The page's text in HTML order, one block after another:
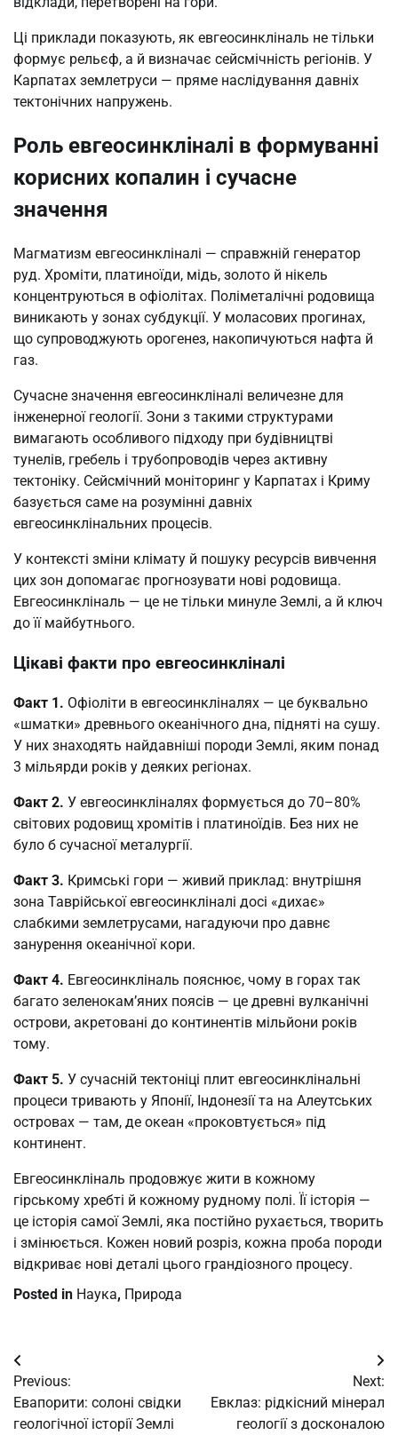
Ці приклади показують, як евгеосинкліналь не тільки
формує рельєф, а й визначає сейсмічність регіонів. У
Карпатах землетруси — пряме наслідування давніх
тектонічних напружень.
Роль евгеосинкліналі в формуванні
корисних копалин і сучасне
значення
Магматизм евгеосинкліналі — справжній генератор
руд. Хроміти, платиноїди, мідь, золото й нікель
концентруються в офіолітах. Поліметалічні родовища
виникають у зонах субдукції. У моласових прогинах,
що супроводжують орогенез, накопичуються нафта й
газ.
Сучасне значення евгеосинкліналі величезне для
інженерної геології. Зони з такими структурами
вимагають особливого підходу при будівництві
тунелів, гребель і трубопроводів через активну
тектоніку. Сейсмічний моніторинг у Карпатах і Криму
базується саме на розумінні давніх
евгеосинклінальних процесів.
У контексті зміни клімату й пошуку ресурсів вивчення
цих зон допомагає прогнозувати нові родовища.
Евгеосинкліналь — це не тільки минуле Землі, а й ключ
до її майбутнього.
Цікаві факти про евгеосинкліналі
Факт 1. Офіоліти в евгеосинкліналях — це буквально
«шматки» древнього океанічного дна, підняті на сушу.
У них знаходять найдавніші породи Землі, яким понад
3 мільярди років у деяких регіонах.
Факт 2. У евгеосинкліналях формується до 70–80%
світових родовищ хромітів і платиноїдів. Без них не
було б сучасної металургії.
Факт 3. Кримські гори — живий приклад: внутрішня
зона Таврійської евгеосинкліналі досі «дихає»
слабкими землетрусами, нагадуючи про давнє
занурення океанічної кори.
Факт 4. Евгеосинкліналь пояснює, чому в горах так
багато зеленокам’яних поясів — це древні вулканічні
острови, акретовані до континентів мільйони років
тому.
Факт 5. У сучасній тектоніці плит евгеосинклінальні
процеси тривають у Японії, Індонезії та на Алеутських
островах — там, де океан «проковтується» під
континент.
Евгеосинкліналь продовжує жити в кожному
гірському хребті й кожному рудному полі. Її історія —
це історія самої Землі, яка постійно рухається, творить
і змінюється. Кожен новий розріз, кожна проба породи
відкриває нові деталі цього грандіозного процесу.
Posted in Наука, Природа
Post
navigation
Previous:
Евапорити: солоні свідки
геологічної історії Землі
Next:
Евклаз: рідкісний мінерал
геології з досконалою